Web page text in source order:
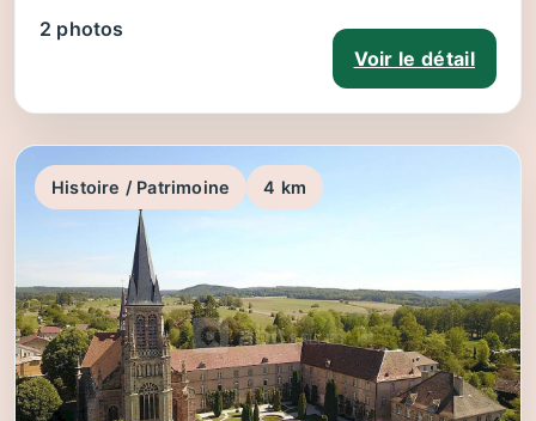
2 photos
Voir le détail
Histoire / Patrimoine 4 km